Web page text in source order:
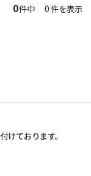
0件中 0 件を表示
けております。